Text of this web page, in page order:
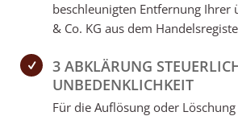
beschleunigten Entfernung Ihrer
& Co. KG aus dem
3 ABKLÄRUNG
UNBEDENKLICHKEIT
Für die Auflösung oder Löschung